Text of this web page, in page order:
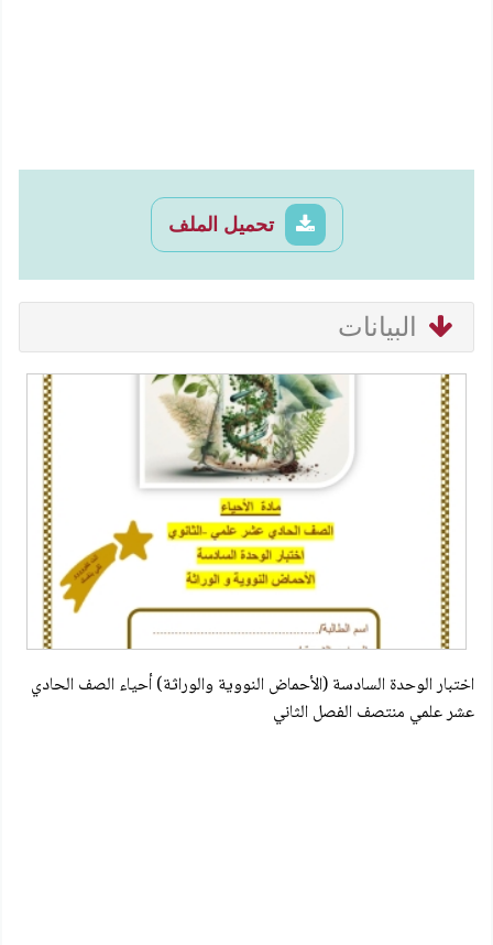
تحميل الملف
البيانات
اختبار الوحدة السادسة (الأحماض النووية والوراثة) أحياء الصف الحادي
عشر علمي منتصف الفصل الثاني